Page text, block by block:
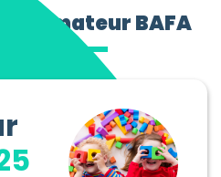
Animateur BAFA